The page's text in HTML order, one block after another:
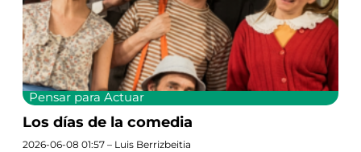
Pensar para Actuar
Los días de la comedia
2026-06-08 01:57 – Luis Berrizbeitia